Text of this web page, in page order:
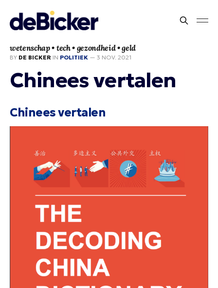
wetenschap • tech • gezondheid • geld
BY DE BICKER IN POLITIEK — 3 NOV. 2021
Chinees vertalen
Chinees vertalen